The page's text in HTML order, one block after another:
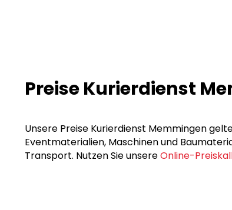
Preise Kurierdienst
Unsere Preise Kurierdienst Memmingen
Eventmaterialien, Maschinen und
Transport. Nutzen Sie unsereOnline-